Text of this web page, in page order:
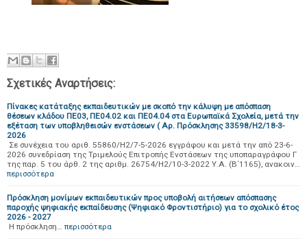
Σχετικές Αναρτήσεις:
Πίνακες κατάταξης εκπαιδευτικών με σκοπό την κάλυψη με απόσπαση
θέσεων κλάδου ΠΕ03, ΠΕ04.02 και ΠΕ04.04 στα Ευρωπαϊκά Σχολεία, μετά την
εξέταση των υποβληθεισών ενστάσεων ( Αρ. Πρόσκλησης 33598/Η2/18-3-
2026
Σε συνέχεια του αριθ. 55860/Η2/7-5-2026 εγγράφου και μετά την από 23-6-
2026 συνεδρίαση της Τριμελούς Επιτροπής Ενστάσεων της υποπαραγράφου Γ
της παρ. 5 του άρθ. 2 της αριθμ. 26754/Η2/10-3-2022 Υ.Α. (Β΄1165), ανακοιν…
περισσότερα
Πρόσκληση μονίμων εκπαιδευτικών προς υποβολή αιτήσεων απόσπασης
παροχής ψηφιακής εκπαίδευσης (Ψηφιακό Φροντιστήριο) για το σχολικό έτος
2026 - 2027
Η πρόσκληση… περισσότερα